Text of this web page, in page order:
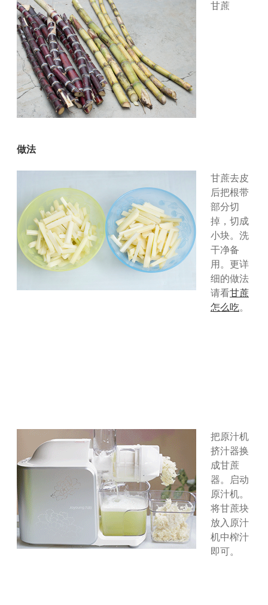
甘蔗
做法
甘蔗去皮
后把根带
部分切
掉，切成
小块。洗
干净备
用。更详
细的做法
请看甘蔗
怎么吃。
把原汁机
挤汁器换
成甘蔗
器。启动
原汁机。
将甘蔗块
放入原汁
机中榨汁
即可。